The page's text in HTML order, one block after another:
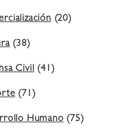
(20)
(38)
Civil(41)
(71)
Humano(75)